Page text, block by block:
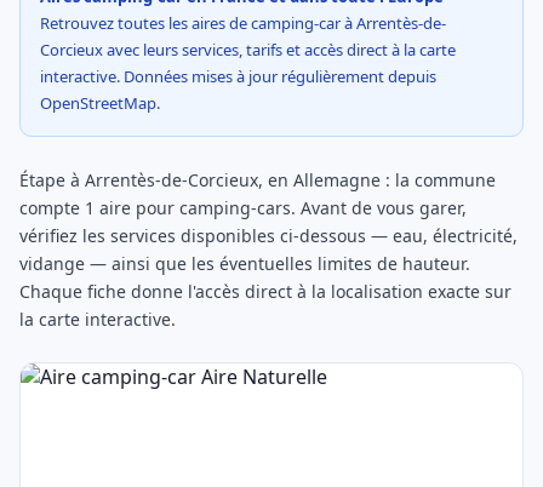
Retrouvez toutes les aires de camping-car à Arrentès-de-
Corcieux avec leurs services, tarifs et accès direct à la carte
interactive. Données mises à jour régulièrement depuis
OpenStreetMap.
Étape à Arrentès-de-Corcieux, en Allemagne : la commune
compte 1 aire pour camping-cars. Avant de vous garer,
vérifiez les services disponibles ci-dessous — eau, électricité,
vidange — ainsi que les éventuelles limites de hauteur.
Chaque fiche donne l'accès direct à la localisation exacte sur
la carte interactive.